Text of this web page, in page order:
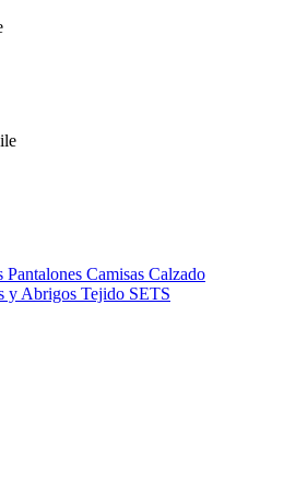
Pantalones Camisas Calzado
y Abrigos Tejido SETS